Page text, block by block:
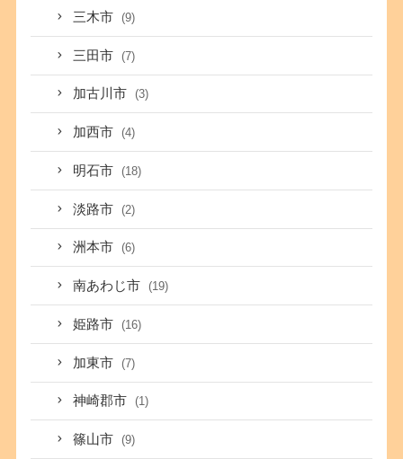
三木市 (9)
三田市 (7)
加古川市 (3)
加西市 (4)
明石市 (18)
淡路市 (2)
洲本市 (6)
南あわじ市 (19)
姫路市 (16)
加東市 (7)
神崎郡市 (1)
篠山市 (9)